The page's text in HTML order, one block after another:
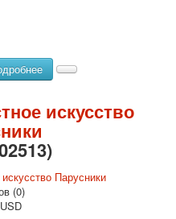
искусство
)
(0)